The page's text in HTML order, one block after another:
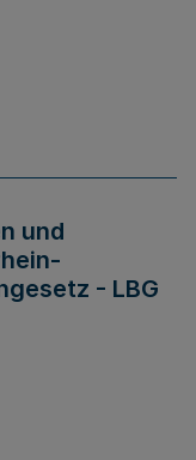
und
- LBG